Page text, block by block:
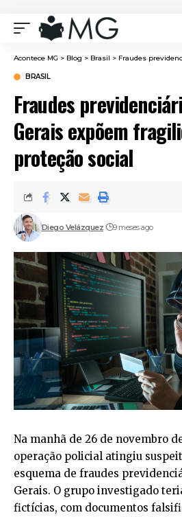
Acontece MG > Blog > Brasil > Fraudes previdenciárias em
BRASIL
Fraudes
Gerais expõem
proteção social
Diego Velázquez 9 meses ago
Na manhã de 26 de novembro
operação policial atingiu
esquema de fraudes
Gerais. O grupo investigado
fictícias, com documentos